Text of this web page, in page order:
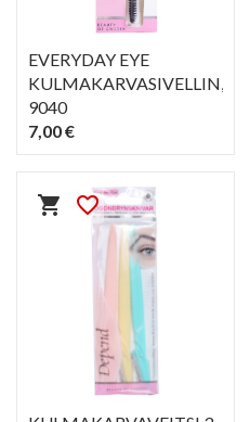
EVERYDAY EYE
KULMAKARVASIVELLIN,
9040
7,00 €
shopping_cart favorite_border